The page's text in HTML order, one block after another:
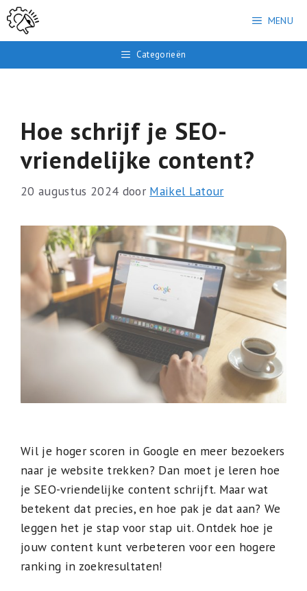
Ga
naar
inhoud
MENU
Categorieën
Hoe schrijf je SEO-
vriendelijke content?
20 augustus 2024 door Maikel Latour
Wil je hoger scoren in Google en meer bezoekers
naar je website trekken? Dan moet je leren hoe
je SEO-vriendelijke content schrijft. Maar wat
betekent dat precies, en hoe pak je dat aan? We
leggen het je stap voor stap uit. Ontdek hoe je
jouw content kunt verbeteren voor een hogere
ranking in zoekresultaten!